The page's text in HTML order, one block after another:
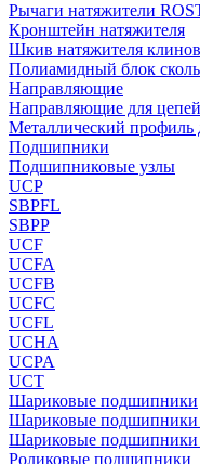
Рычаги натяжители
Кронштейн натяжителя
Шкив натяжителя
Полиамидный блок
Направляющие
Направляющие для цепей
Металлический профиль
Подшипники
Подшипниковые узлы
UCP
SBPFL
SBPP
UCF
UCFA
UCFB
UCFC
UCFL
UCHA
UCPA
UCT
Шариковые подшипники
Шариковые подшипники
Шариковые подшипники
Роликовые подшипники